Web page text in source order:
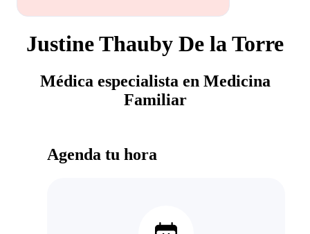
Justine Thauby De la Torre
Médica especialista en Medicina
Familiar
Agenda tu hora